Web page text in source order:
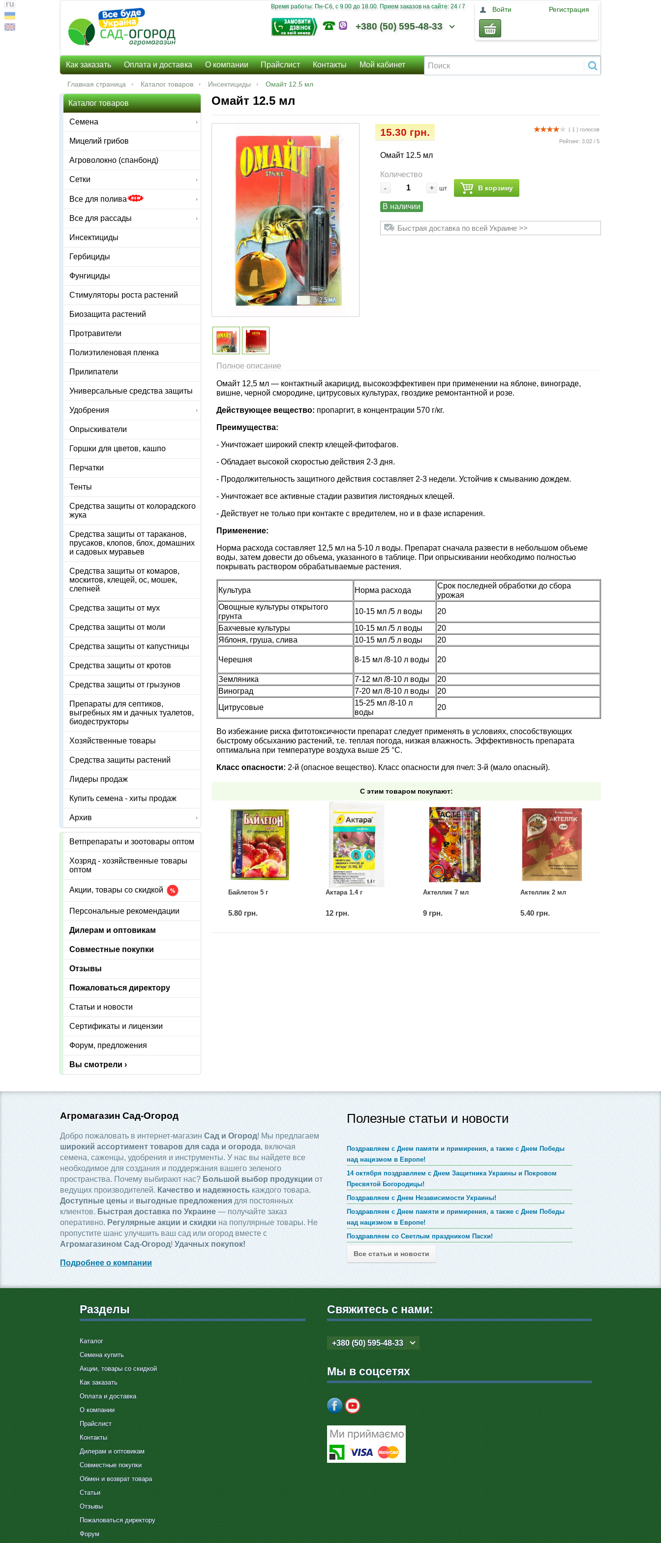
Время работы: Пн-Сб, c 9.00 до 18.00. Прием заказов на сайте: 24 / 7
+380 (50) 595-48-33
Войти Регистрация
Как заказать Оплата и доставка О компании Прайслист Контакты Мой кабинет
Главная страница Каталог товаров Инсектициды Омайт 12.5 мл
Омайт 12.5 мл
( 1 ) голосов
Рейтинг: 3.02/ 5
15.30 грн.
Омайт 12.5 мл
Количество
- + шт В корзину
В наличии
Быстрая доставка по всей Украине >>
Полное описание
Омайт 12,5 мл — контактный акарицид, высокоэффективен при применении на яблоне, винограде,
вишне, черной смородине, цитрусовых культурах, гвоздике ремонтантной и розе.
Действующее вещество: пропаргит, в концентрации 570 г/кг.
Преимущества:
- Уничтожает широкий спектр клещей-фитофагов.
- Обладает высокой скоростью действия 2-3 дня.
- Продолжительность защитного действия составляет 2-3 недели. Устойчив к смыванию дождем.
- Уничтожает все активные стадии развития листоядных клещей.
- Действует не только при контакте с вредителем, но и в фазе испарения.
Применение:
Норма расхода составляет 12,5 мл на 5-10 л воды. Препарат сначала развести в небольшом объеме
воды, затем довести до объема, указанного в таблице. При опрыскивании необходимо полностью
покрывать раствором обрабатываемые растения.
Культура Норма расхода
Срок последней обработки до сбора
урожая
Овощные культуры открытого
грунта
10-15 мл /5 л воды
20
Бахчевые культуры
10-15 мл /5 л воды
20
Яблоня, груша, слива
10-15 мл /5 л воды 20
Черешня 8-15 мл /8-10 л воды 20
Земляника 7-12 мл /8-10 л воды
20
Виноград
7-20 мл /8-10 л воды
20
Цитрусовые
15-25 мл /8-10 л
воды
20
Во избежание риска фитотоксичности препарат следует применять в условиях, способствующих
быстрому обсыханию растений, т.е. теплая погода, низкая влажность. Эффективность препарата
оптимальна при температуре воздуха выше 25 °С.
Класс опасности: 2-й (опасное вещество). Класс опасности для пчел: 3-й (мало опасный).
С этим товаром покупают:
Байлетон 5 г
5.80 грн.
Актара 1.4 г
12 грн.
Актеллик 7 мл
9 грн.
Актеллик 2 мл
5.40 грн.
Каталог товаров
Семена
Мицелий грибов
Агроволокно (спанбонд)
Сетки
Все для полива
Все для рассады
Инсектициды
Гербициды
Фунгициды
Стимуляторы роста растений
Биозащита растений
Протравители
Полиэтиленовая пленка
Прилипатели
Универсальные средства защиты
Удобрения
Опрыскиватели
Горшки для цветов, кашпо
Перчатки
Тенты
Средства защиты от колорадского
жука
Средства защиты от тараканов,
прусаков, клопов, блох, домашних
и садовых муравьев
Средства защиты от комаров,
москитов, клещей, ос, мошек,
слепней
Средства защиты от мух
Средства защиты от моли
Средства защиты от капустницы
Средства защиты от кротов
Средства защиты от грызунов
Препараты для септиков,
выгребных ям и дачных туалетов,
биодеструкторы
Хозяйственные товары
Средства защиты растений
Лидеры продаж
Купить семена - хиты продаж
Архив
Ветпрепараты и зоотовары оптом
Хозряд - хозяйственные товары
оптом
Акции, товары со скидкой
Персональные рекомендации
Дилерам и оптовикам
Совместные покупки
Отзывы
Пожаловаться директору
Статьи и новости
Сертификаты и лицензии
Форум, предложения
Вы смотрели ›
Агромагазин Сад-Огород
Добро пожаловать в интернет-магазин Сад и Огород! Мы предлагаем
широкий ассортимент товаров для сада и огорода, включая
семена, саженцы, удобрения и инструменты. У нас вы найдете все
необходимое для создания и поддержания вашего зеленого
пространства. Почему выбирают нас? Большой выбор продукцииот
ведущих производителей. Качество и надежностькаждого товара.
Доступные цены и выгодные предложения для постоянных
клиентов. Быстрая доставка по Украине — получайте заказ
оперативно. Регулярные акции и скидкина популярные товары. Не
пропустите шанс улучшить ваш сад или огород вместе с
Агромагазином Сад-Огород!Удачных покупок!
Подробнее о компании
Полезные статьи и новости
Поздравляем с Днем памяти и примирения, а также с Днем Победы
над нацизмом в Европе!
14 октября поздравляем с Днем Защитника Украины и Покровом
Пресвятой Богородицы!
Поздравляем с Днем Независимости Украины!
Поздравляем с Днем памяти и примирения, а также с Днем Победы
над нацизмом в Европе!
Поздравляем со Светлым праздником Пасхи!
Все статьи и новости
Разделы
Каталог
Семена купить
Акции, товары со скидкой
Как заказать
Оплата и доставка
О компании
Прайслист
Контакты
Дилерам и оптовикам
Совместные покупки
Обмен и возврат товара
Статьи
Отзывы
Пожаловаться директору
Форум
Свяжитесь с нами:
+380 (50) 595-48-33
Мы в соцсетях